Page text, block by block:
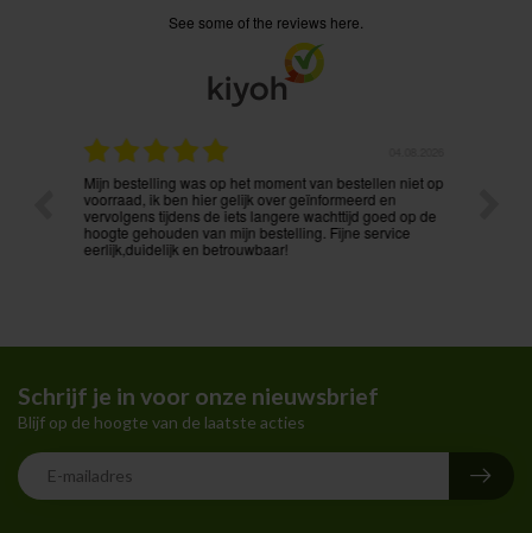
see some of the reviews here.
Mijn bestelling was op het moment van bestellen niet op
voorraad, ik ben hier gelijk over geïnformeerd en
vervolgens tijdens de iets langere wachttijd goed op de
hoogte gehouden van mijn bestelling. Fijne service
eerlijk,duidelijk en betrouwbaar!
Schrijf je in voor onze nieuwsbrief
Blijf op de hoogte van de laatste acties